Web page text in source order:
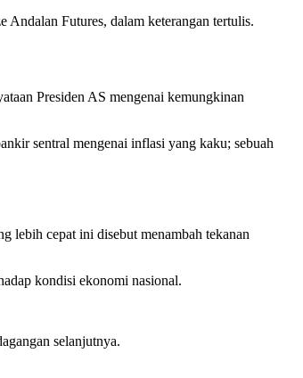
Futures, dalam keterangan tertulis.
Presiden AS mengenai kemungkinan
sentral mengenai inflasi yang kaku; sebuah
lebih cepat ini disebut menambah tekanan
kondisi ekonomi nasional.
selanjutnya.